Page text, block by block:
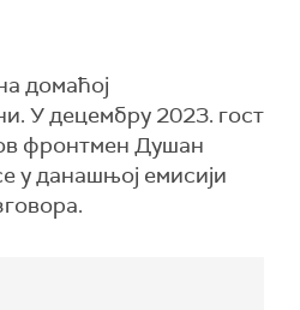
домаћој
У децембру 2023. гост
фронтмен Душан
у данашњој емисији